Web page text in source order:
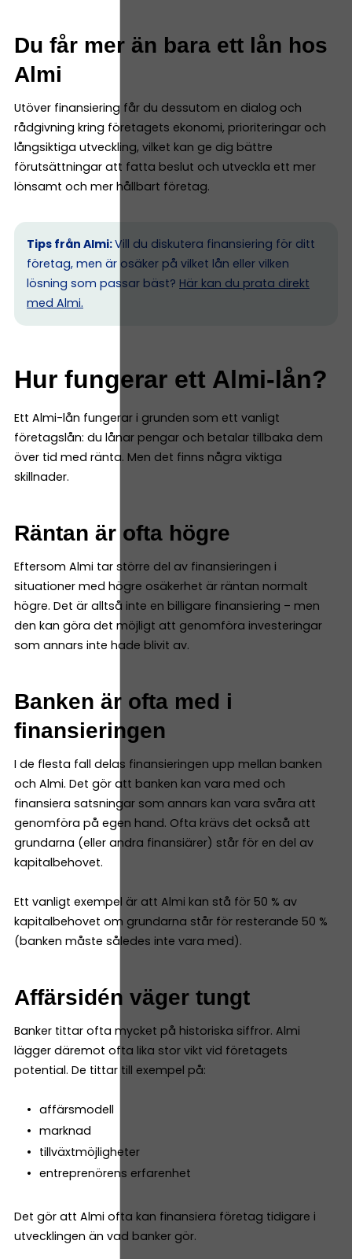
Du får mer än bara ett lån hos
Almi
Utöver finansiering får du dessutom en dialog och
rådgivning kring företagets ekonomi, prioriteringar och
långsiktiga utveckling, vilket kan ge dig bättre
förutsättningar att fatta beslut och utveckla ett mer
lönsamt och mer hållbart företag.
Tips från Almi:Vill du diskutera finansiering för ditt
företag, men är osäker på vilket lån eller vilken
lösning som passar bäst? Här kan du prata direkt
med Almi.
Hur fungerar ett Almi-lån?
Ett Almi-lån fungerar i grunden som ett vanligt
företagslån: du lånar pengar och betalar tillbaka dem
över tid med ränta. Men det finns några viktiga
skillnader.
Räntan är ofta högre
Eftersom Almi tar större del av finansieringen i
situationer med högre osäkerhet är räntan normalt
högre. Det är alltså inte en billigare finansiering – men
den kan göra det möjligt att genomföra investeringar
som annars inte hade blivit av.
Banken är ofta med i
finansieringen
I de flesta fall delas finansieringen upp mellan banken
och Almi. Det gör att banken kan vara med och
finansiera satsningar som annars kan vara svåra att
genomföra på egen hand. Ofta krävs det också att
grundarna (eller andra finansiärer) står för en del av
kapitalbehovet.
Ett vanligt exempel är att Almi kan stå för 50 % av
kapitalbehovet om grundarna står för resterande 50 %
(banken måste således inte vara med).
Affärsidén väger tungt
Banker tittar ofta mycket på historiska siffror. Almi
lägger däremot ofta lika stor vikt vid företagets
potential. De tittar till exempel på:
affärsmodell
marknad
tillväxtmöjligheter
entreprenörens erfarenhet
Det gör att Almi ofta kan finansiera företag tidigare i
utvecklingen än vad banker gör.